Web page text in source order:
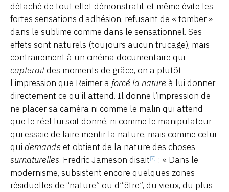
détaché de tout effet démonstratif, et même évite les
fortes sensations d’adhésion, refusant de « tomber »
dans le sublime comme dans le sensationnel. Ses
effets sont naturels (toujours aucun trucage), mais
contrairement à un cinéma documentaire qui
capteraitdes moments de grâce, on a plutôt
l’impression que Reimer a forcé la nature à lui donner
directement ce qu’il attend. Il donne l’impression de
ne placer sa caméra ni comme le malin qui attend
que le réel lui soit donné, ni comme le manipulateur
qui essaie de faire mentir la nature, mais comme celui
qui demande et obtient de la nature des choses
surnaturelles. Fredric Jameson disait[7] : « Dans le
modernisme, subsistent encore quelques zones
résiduelles de “nature” ou d’“être”, du vieux, du plus